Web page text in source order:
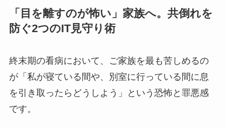
「目を離すのが怖い」家族へ。共倒れを
防ぐ2つのIT見守り術
終末期の看病において、ご家族を最も苦しめるの
が「私が寝ている間や、別室に行っている間に息
を引き取ったらどうしよう」という恐怖と罪悪感
です。